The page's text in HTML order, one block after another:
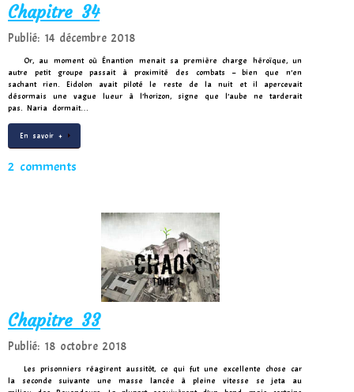
Chapitre 34
Publié: 14 décembre 2018
Or, au moment où Énantion menait sa première charge héroïque, un
autre petit groupe passait à proximité des combats – bien que n’en
sachant rien. Eidolon avait piloté le reste de la nuit et il apercevait
désormais une vague lueur à l’horizon, signe que l’aube ne tarderait
pas. Naria dormait…
En savoir +
2 comments
Chapitre 33
Publié: 18 octobre 2018
Les prisonniers réagirent aussitôt, ce qui fut une excellente chose car
la seconde suivante une masse lancée à pleine vitesse se jeta au